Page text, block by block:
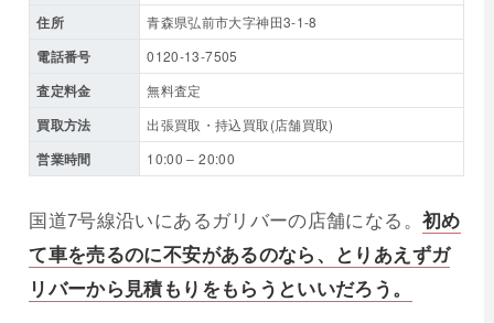
住所 青森県弘前市大字神田3-1-8
電話番号 0120-13-7505
査定料金 無料査定
買取方法 出張買取・持込買取(店舗買取)
営業時間 10:00 – 20:00
国道7号線沿いにあるガリバーの店舗になる。 初め
て車を売るのに不安があるのなら、とりあえずガ
リバーから見積もりをもらうといいだろう。